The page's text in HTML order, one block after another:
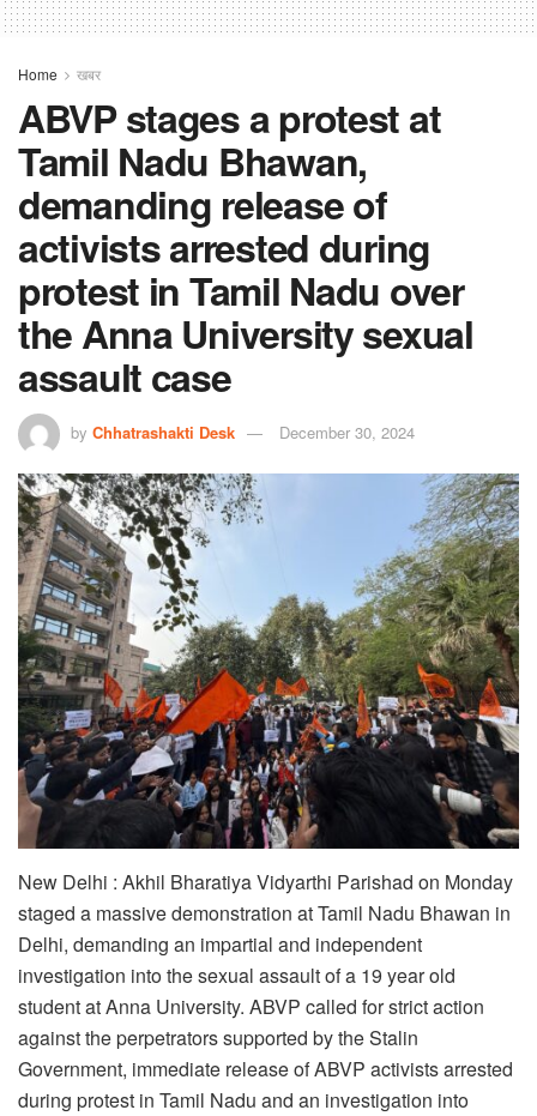
Home खबर
ABVP stages a protest at
Tamil Nadu Bhawan,
demanding release of
activists arrested during
protest in Tamil Nadu over
the Anna University sexual
assault case
by Chhatrashakti Desk December 30, 2024
New Delhi : Akhil Bharatiya Vidyarthi Parishad on Monday
staged a massive demonstration at Tamil Nadu Bhawan in
Delhi, demanding an impartial and independent
investigation into the sexual assault of a 19 year old
student at Anna University. ABVP called for strict action
against the perpetrators supported by the Stalin
Government, immediate release of ABVP activists arrested
during protest in Tamil Nadu and an investigation into